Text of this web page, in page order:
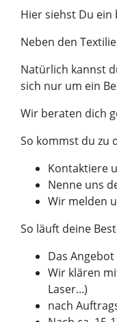
Hier siehst Du ein
Neben den
Natürlich kannst
sich nur um ein
Wir beraten dich
So kommst du zu
Kontaktiere
Nenne uns
Wir melden
So läuft deine
Das
Wir klären
Laser...)
nach